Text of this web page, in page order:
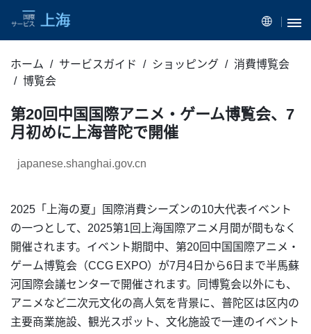
ホーム サービスガイド ショッピング
消費博覧会
博覧会
第20回中国国際アニメ・ゲーム博覧会、7
月初めに上海普陀で開催
japanese.shanghai.gov.cn
2025「上海の夏」国際消費シーズンの10大代表イベント
の一つとして、2025第1回上海国際アニメ月間が間もなく
開催されます。イベント期間中、第20回中国国際アニメ・
ゲーム博覧会（CCG EXPO）が7月4日から6日まで半馬蘇
河国際会議センターで開催されます。同博覧会以外にも、
アニメなど二次元文化の高人気を背景に、普陀区は区内の
主要商業施設、観光スポット、文化施設で一連のイベント